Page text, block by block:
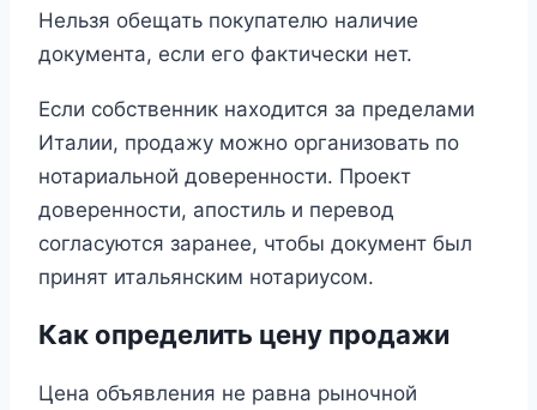
Нельзя обещать покупателю наличие
документа, если его фактически нет.
Если собственник находится за пределами
Италии, продажу можно организовать по
нотариальной доверенности. Проект
доверенности, апостиль и перевод
согласуются заранее, чтобы документ был
принят итальянским нотариусом.
Как определить цену продажи
Цена объявления не равна рыночной